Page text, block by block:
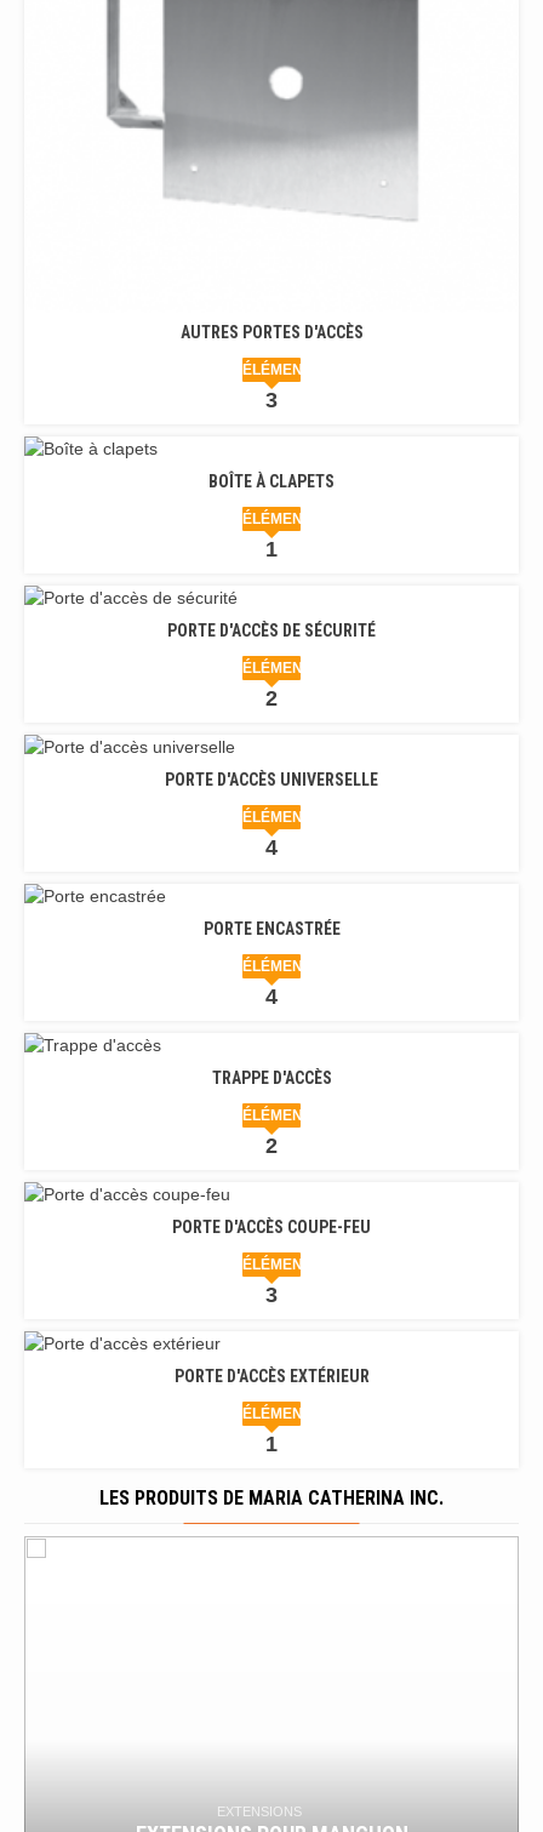
AUTRES PORTES D'ACCÈS
3
ÉLÉMENTS
BOÎTE À CLAPETS
1
ÉLÉMENT
PORTE D'ACCÈS DE SÉCURITÉ
2
ÉLÉMENTS
PORTE D'ACCÈS UNIVERSELLE
4
ÉLÉMENTS
PORTE ENCASTRÉE
4
ÉLÉMENTS
TRAPPE D'ACCÈS
2
ÉLÉMENTS
PORTE D'ACCÈS COUPE-FEU
3
ÉLÉMENTS
PORTE D'ACCÈS EXTÉRIEUR
1
ÉLÉMENT
LES PRODUITS DE MARIA CATHERINA INC.
BOUCHONS TEMPORAIRES POUR DALLE DE